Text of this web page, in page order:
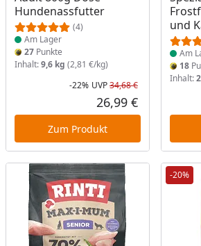
Hundenassfutter
(4)
Am Lager
27 Punkte
Inhalt:9,6 kg (2,81 €/kg)
Rabatt in
-22% UVP34,68 €
Aktueller
26,99 €
Zum Produkt
und
Am
18
Inhalt:
-20%